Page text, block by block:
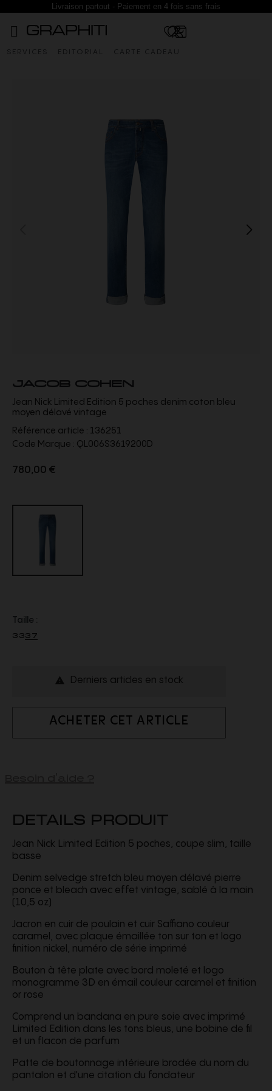
Livraison partout - Paiement en 4 fois sans frais
SERVICES EDITORIAL CARTE CADEAU
JACOB COHEN
Jean Nick Limited Edition 5 poches denim coton bleu
moyen délavé vintage
Référence article : 136251
Code Marque : QL006S3619200D
780,00 €
Taille :
3337
 Derniers articles en stock
ACHETER CET ARTICLE
DETAILS PRODUIT
Jean Nick Limited Edition 5 poches, coupe slim, taille
basse
Denim selvedge stretch bleu moyen délavé pierre
ponce et bleach avec effet vintage, sablé à la main
(10,5 oz)
Jacron en cuir de poulain et cuir Saffiano couleur
caramel, avec plaque émaillée ton sur ton et logo
finition nickel, numéro de série imprimé
Bouton à tête plate avec bord moleté et logo
monogramme 3D en émail couleur caramel et finition
or rose
Comprend un bandana en pure soie avec imprimé
Limited Edition dans les tons bleus, une bobine de fil
et un flacon de parfum
Patte de boutonnage intérieure brodée du nom du
pantalon et d'une citation du fondateur